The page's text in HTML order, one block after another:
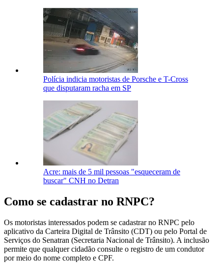
Polícia indicia motoristas de Porsche e T-Cross
que disputaram racha em SP
Acre: mais de 5 mil pessoas "esqueceram de
buscar" CNH no Detran
Como se cadastrar no RNPC?
Os motoristas interessados podem se cadastrar no RNPC pelo
aplicativo da Carteira Digital de Trânsito (CDT) ou pelo Portal de
Serviços do Senatran (Secretaria Nacional de Trânsito). A inclusão
permite que qualquer cidadão consulte o registro de um condutor
por meio do nome completo e CPF.